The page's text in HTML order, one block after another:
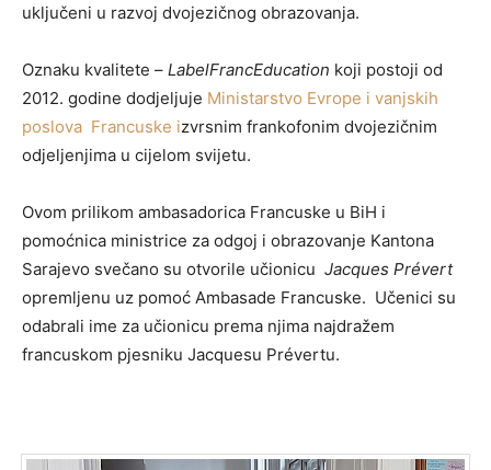
uključeni u razvoj dvojezičnog obrazovanja.
Oznaku kvalitete – LabelFrancEducation koji postoji od
2012. godine dodjeljuje Ministarstvo Evrope i vanjskih
poslova Francuske izvrsnim frankofonim dvojezičnim
odjeljenjima u cijelom svijetu.
Ovom prilikom ambasadorica Francuske u BiH i
pomoćnica ministrice za odgoj i obrazovanje Kantona
Sarajevo svečano su otvorile učionicu Jacques Prévert
opremljenu uz pomoć Ambasade Francuske. Učenici su
odabrali ime za učionicu prema njima najdražem
francuskom pjesniku Jacquesu Prévertu.